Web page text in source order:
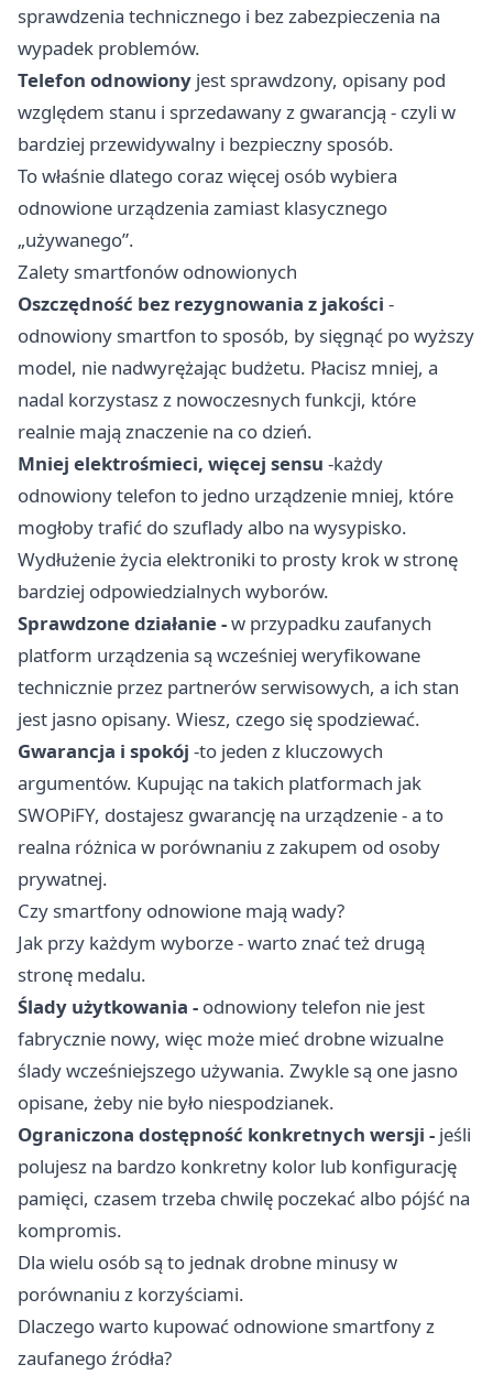
sprawdzenia technicznego i bez zabezpieczenia na
wypadek problemów.
Telefon odnowiony jest sprawdzony, opisany pod
względem stanu i sprzedawany z gwarancją - czyli w
bardziej przewidywalny i bezpieczny sposób.
To właśnie dlatego coraz więcej osób wybiera
odnowione urządzenia zamiast klasycznego
„używanego”.
Zalety smartfonów odnowionych
Oszczędność bez rezygnowania z jakości -
odnowiony smartfon to sposób, by sięgnąć po wyższy
model, nie nadwyrężając budżetu. Płacisz mniej, a
nadal korzystasz z nowoczesnych funkcji, które
realnie mają znaczenie na co dzień.
Mniej elektrośmieci, więcej sensu -każdy
odnowiony telefon to jedno urządzenie mniej, które
mogłoby trafić do szuflady albo na wysypisko.
Wydłużenie życia elektroniki to prosty krok w stronę
bardziej odpowiedzialnych wyborów.
Sprawdzone działanie -w przypadku zaufanych
platform urządzenia są wcześniej weryfikowane
technicznie przez partnerów serwisowych, a ich stan
jest jasno opisany. Wiesz, czego się spodziewać.
Gwarancja i spokój -to jeden z kluczowych
argumentów. Kupując na takich platformach jak
SWOPiFY, dostajesz gwarancję na urządzenie - a to
realna różnica w porównaniu z zakupem od osoby
prywatnej.
Czy smartfony odnowione mają wady?
Jak przy każdym wyborze - warto znać też drugą
stronę medalu.
Ślady użytkowania - odnowiony telefon nie jest
fabrycznie nowy, więc może mieć drobne wizualne
ślady wcześniejszego używania. Zwykle są one jasno
opisane, żeby nie było niespodzianek.
Ograniczona dostępność konkretnych wersji - jeśli
polujesz na bardzo konkretny kolor lub konfigurację
pamięci, czasem trzeba chwilę poczekać albo pójść na
kompromis.
Dla wielu osób są to jednak drobne minusy w
porównaniu z korzyściami.
Dlaczego warto kupować odnowione smartfony z
zaufanego źródła?